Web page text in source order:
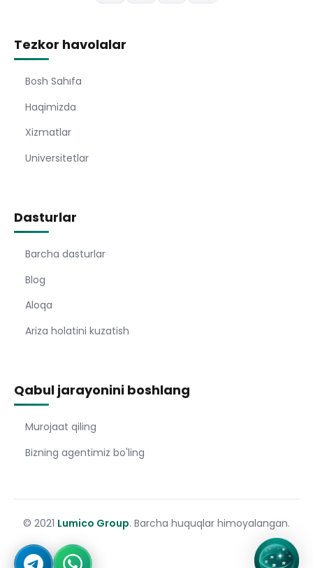
Tezkor havolalar
Bosh Sahıfa
Haqimizda
Xizmatlar
Universitetlar
Dasturlar
Barcha dasturlar
Blog
Aloqa
Ariza holatini kuzatish
Qabul jarayonini boshlang
Murojaat qiling
Bizning agentimiz bo'ling
© 2021 Lumico Group. Barcha huquqlar himoyalangan.